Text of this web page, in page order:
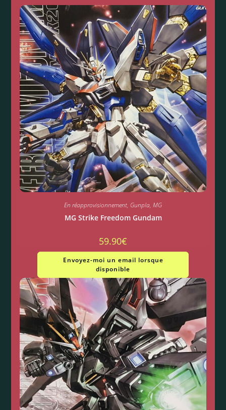
En réapprovisionnement, Gunpla, MG
MG Strike Freedom Gundam
59.90€
Envoyez-moi un email lorsque
disponible